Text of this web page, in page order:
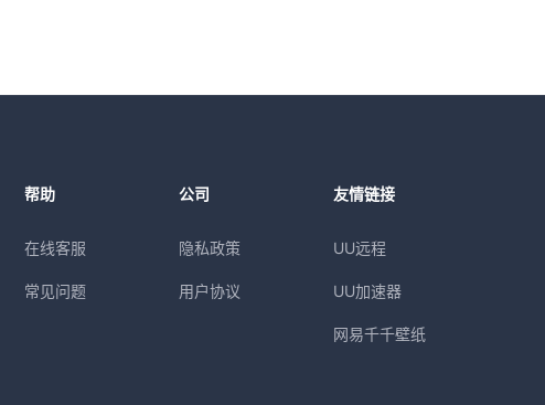
帮助
在线客服
常见问题
公司
隐私政策
用户协议
友情链接
UU远程
UU加速器
网易千千壁纸